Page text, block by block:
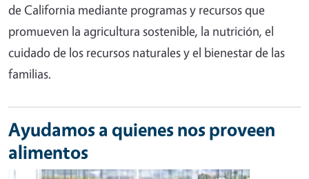
de California mediante programas y recursos que
promueven la agricultura sostenible, la nutrición, el
cuidado de los recursos naturales y el bienestar de las
familias.
Ayudamos a quienes nos proveen
alimentos